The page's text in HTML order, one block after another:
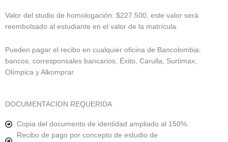
Valor del studio de homologación: $227.500, este valor será
reembolsado al estudiante en el valor de la matrícula.
Pueden pagar el recibo en cualquier oficina de Bancolombia:
bancos, corresponsales bancarios, Éxito, Carulla, Surtimax,
Olímpica y Alkomprar.
DOCUMENTACION REQUERIDA
Copia del documento de identidad ampliado al 150%.
Recibo de pago por concepto de estudio de